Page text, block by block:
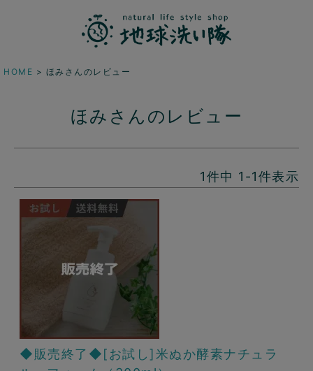
HOME ほみさんのレビュー
ほみさんのレビュー
1件中 1 -1件表示
◆販売終了◆[お試し]米ぬか酵素ナチュラ